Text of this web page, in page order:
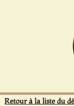
Retour à la liste du